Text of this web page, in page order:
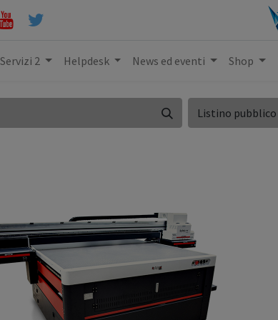
Servizi 2 Helpdesk News ed eventi Shop
Listino pubblico